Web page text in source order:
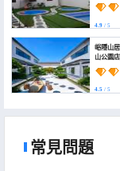
store))
4.9 / 5
峪隱山
山公園店) (Yu
North
(Tianjin
store))
4.5 / 5
常見問題